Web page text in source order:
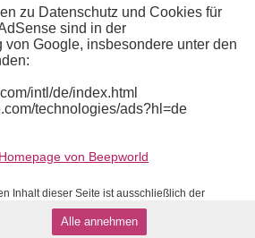
zu Datenschutz und Cookies für
sind in der
von Google, insbesondere unter den
intl/de/index.html
technologies/ads?hl=de
von Beepworld
Inhalt dieser Seite ist ausschließlich der
kontaktierbar überdieses Formular!
Alle annehmen